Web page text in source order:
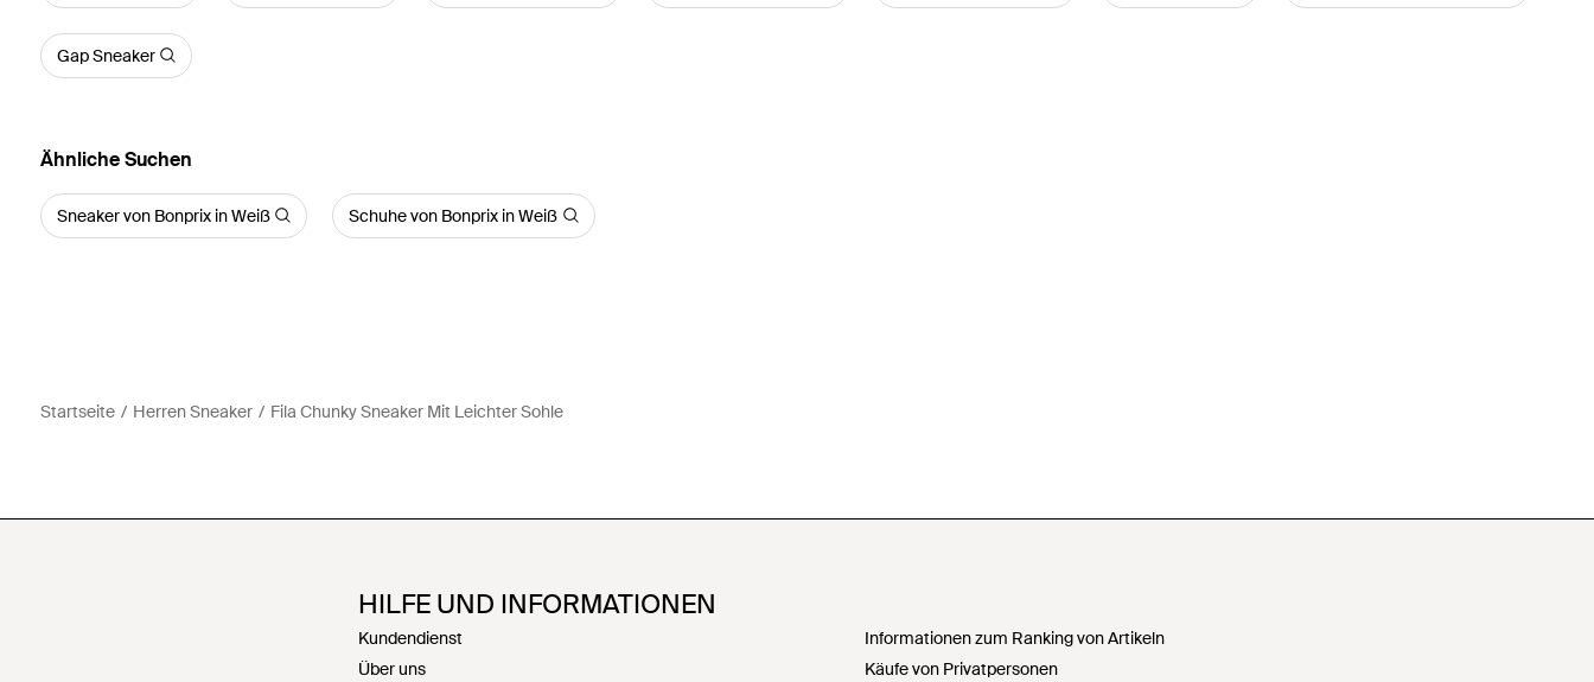
Gap Sneaker
Ähnliche Suchen
Sneaker von Bonprix in Weiß Schuhe von Bonprix in Weiß
Startseite Herren Sneaker Fila Chunky Sneaker Mit Leichter Sohle
HILFE UND INFORMATIONEN
Kundendienst
Über uns
Informationen zum Ranking von Artikeln
Käufe von Privatpersonen